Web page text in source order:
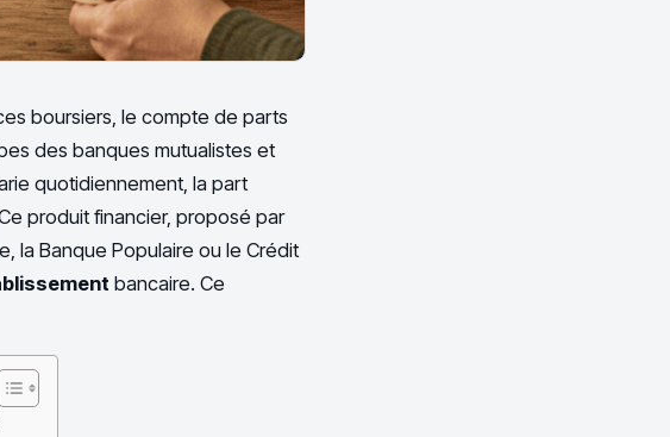
boursiers, le compte de parts
des banques mutualistes et
quotidiennement, la part
produit financier, proposé par
la Banque Populaire ou le Crédit
bancaire. Ce